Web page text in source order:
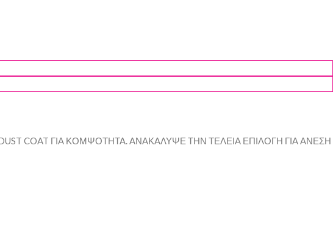
COAT ΓΙΑ ΚΟΜΨΟΤΗΤΑ. ΑΝΑΚΑΛΥΨΕ ΤΗΝ ΤΕΛΕΙΑ ΕΠΙΛΟΓΗ ΓΙΑ ΑΝΕΣΗ